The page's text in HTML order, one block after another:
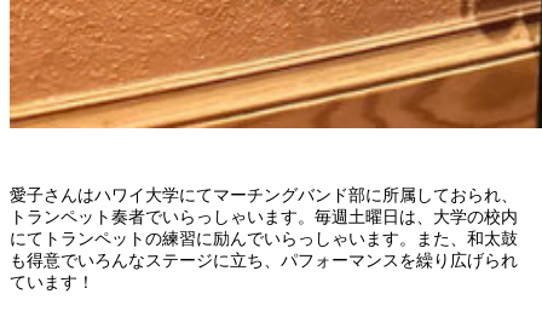
愛子さんはハワイ大学にてマーチングバンド部に所属しておられ、
トランペット奏者でいらっしゃいます。毎週土曜日は、大学の校内
にてトランペットの練習に励んでいらっしゃいます。また、和太鼓
も得意でいろんなステージに立ち、パフォーマンスを繰り広げられ
ています！